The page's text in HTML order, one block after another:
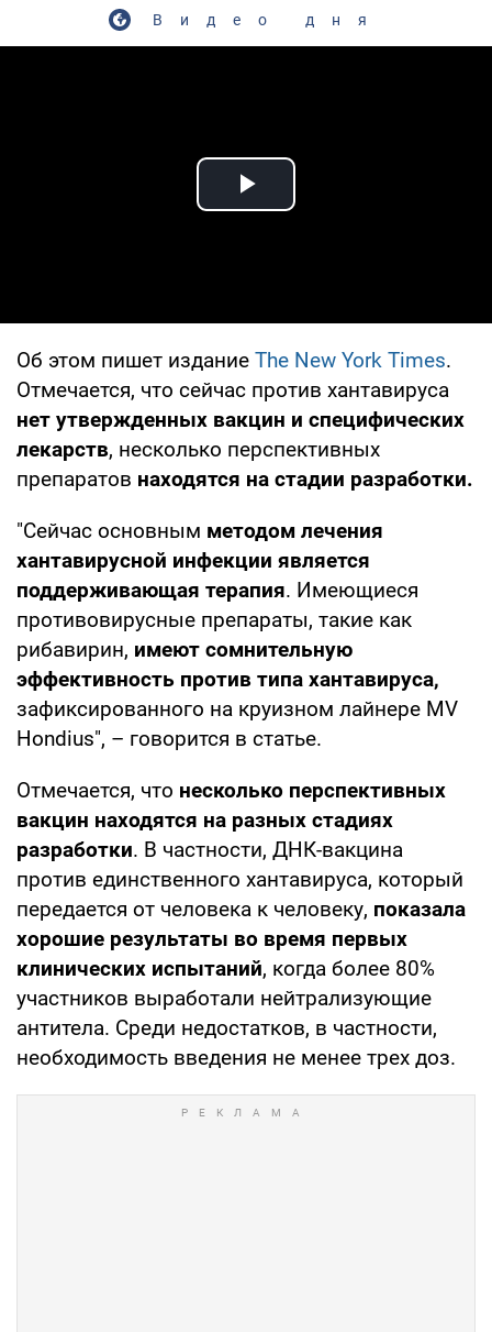
Видео дня
Play Video
Об этом пишет издание The New York Times.
Отмечается, что сейчас против хантавируса
нет утвержденных вакцин и специфических
лекарств, несколько перспективных
препаратов находятся на стадии разработки.
"Сейчас основным методом лечения
хантавирусной инфекции является
поддерживающая терапия. Имеющиеся
противовирусные препараты, такие как
рибавирин, имеют сомнительную
эффективность против типа хантавируса,
зафиксированного на круизном лайнере MV
Hondius", – говорится в статье.
Отмечается, что несколько перспективных
вакцин находятся на разных стадиях
разработки. В частности, ДНК-вакцина
против единственного хантавируса, который
передается от человека к человеку, показала
хорошие результаты во время первых
клинических испытаний, когда более 80%
участников выработали нейтрализующие
антитела. Среди недостатков, в частности,
необходимость введения не менее трех доз.